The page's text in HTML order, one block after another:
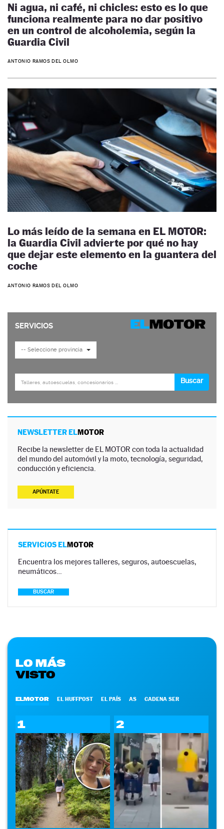
Ni agua, ni café, ni chicles: esto es lo que
funciona realmente para no dar positivo
en un control de alcoholemia, según la
Guardia Civil
ANTONIO RAMOS DEL OLMO
Lo más leído de la semana en EL MOTOR:
la Guardia Civil advierte por qué no hay
que dejar este elemento en la guantera del
coche
ANTONIO RAMOS DEL OLMO
NEWSLETTER ELMOTOR
Recibe la newsletter de EL MOTOR con toda la actualidad
del mundo del automóvil y la moto, tecnología, seguridad,
conducción y eficiencia.
APÚNTATE
SERVICIOS ELMOTOR
Encuentra los mejores talleres, seguros, autoescuelas,
neumáticos…
BUSCAR
LO MÁS
VISTO
ELMOTOR EL HUFFPOST EL PAÍS AS CADENA SER
1 2